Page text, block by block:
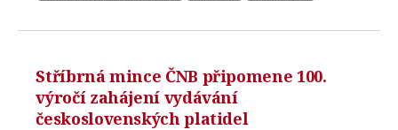
Stříbrná mince ČNB připomene 100.
výročí zahájení vydávání
československých platidel